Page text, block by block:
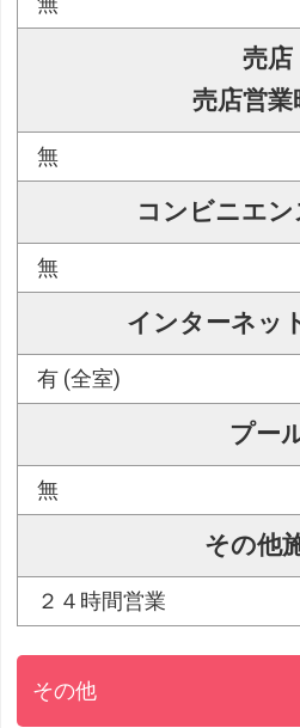
売店
売店営業
無
コンビニエ
無
インターネッ
有 (全室)
プー
無
その他
２４時間営業
その他